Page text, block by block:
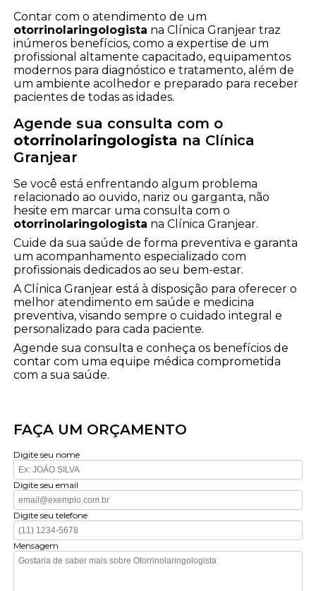
Contar com o atendimento de um
otorrinolaringologista na Clínica Granjear traz
inúmeros benefícios, como a expertise de um
profissional altamente capacitado, equipamentos
modernos para diagnóstico e tratamento, além de
um ambiente acolhedor e preparado para receber
pacientes de todas as idades.
Agende sua consulta com o
otorrinolaringologista na Clínica
Granjear
Se você está enfrentando algum problema
relacionado ao ouvido, nariz ou garganta, não
hesite em marcar uma consulta com o
otorrinolaringologista na Clínica Granjear.
Cuide da sua saúde de forma preventiva e garanta
um acompanhamento especializado com
profissionais dedicados ao seu bem-estar.
A Clínica Granjear está à disposição para oferecer o
melhor atendimento em saúde e medicina
preventiva, visando sempre o cuidado integral e
personalizado para cada paciente.
Agende sua consulta e conheça os benefícios de
contar com uma equipe médica comprometida
com a sua saúde.
FAÇA UM ORÇAMENTO
Digite seu nome
Digite seu email
Digite seu telefone
Mensagem